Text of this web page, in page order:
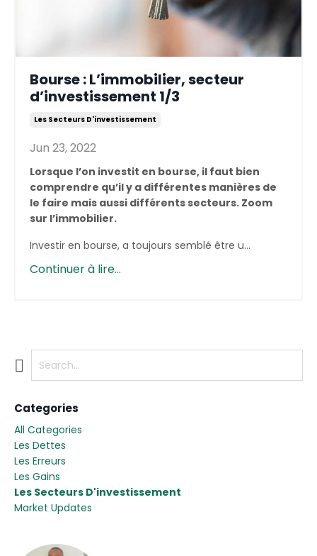
Bourse : L’immobilier, secteur
d’investissement 1/3
Les Secteurs D'investissement
Jun 23, 2022
Lorsque l’on investit en bourse, il faut bien
comprendre qu’il y a différentes manières de
le faire mais aussi différents secteurs. Zoom
sur l’immobilier.
Investir en bourse, a toujours semblé être u...
Continuer à lire...
Categories
All Categories
Les Dettes
Les Erreurs
Les Gains
Les Secteurs D'investissement
Market Updates